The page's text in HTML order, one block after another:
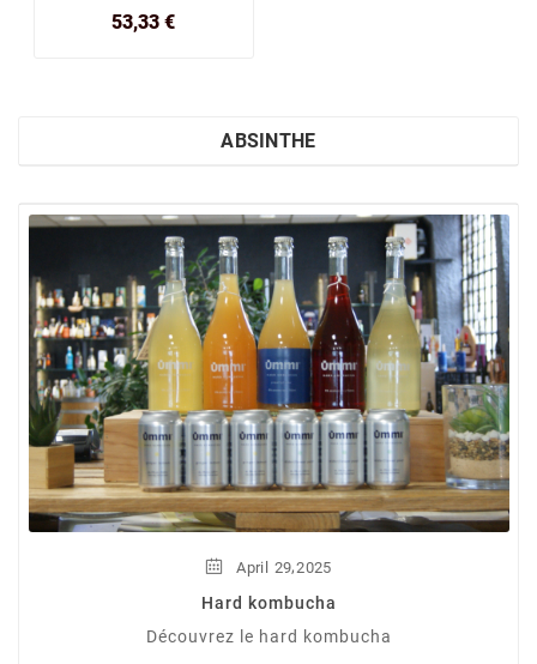
53,33 €Prix
ABSINTHE
April 29,2025
Hard kombucha
Découvrez le hard kombucha